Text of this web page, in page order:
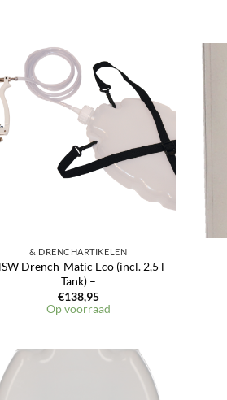
Toevoegen
aan
verlanglijst
& DRENCHARTIKELEN
Drench-Matic Eco (incl. 2,5 l
Tank) –
€138,95
Op voorraad
Toevoegen